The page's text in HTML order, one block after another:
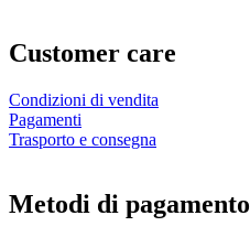
Customer care
Condizioni di vendita
Pagamenti
Trasporto e consegna
Metodi di pagamento